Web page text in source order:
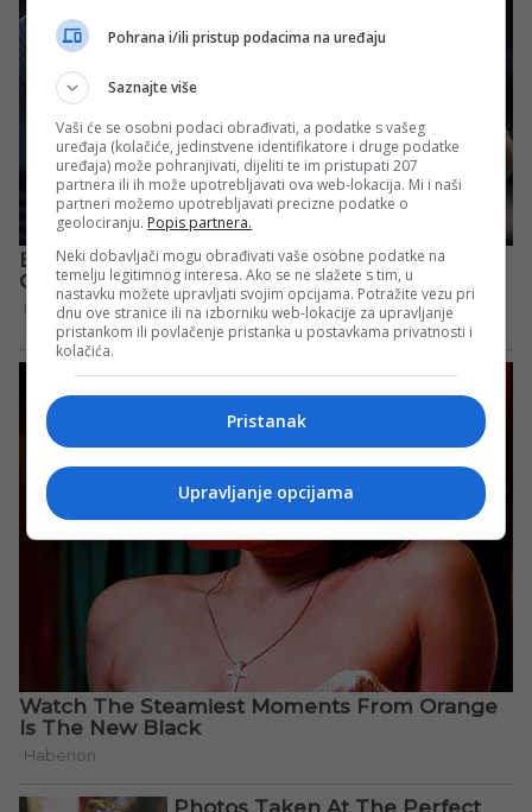
Pohrana i/ili pristup podacima na uređaju
Saznajte više
Vaši će se osobni podaci obrađivati, a podatke s vašeg
uređaja (kolačiće, jedinstvene identifikatore i druge podatke
uređaja) može pohranjivati, dijeliti te im pristupati 207
partnera ili ih može upotrebljavati ova web-lokacija. Mi i naši
partneri možemo upotrebljavati precizne podatke o
geolociranju. Popis partnera.
Neki dobavljači mogu obrađivati vaše osobne podatke na
temelju legitimnog interesa. Ako se ne slažete s tim, u
nastavku možete upravljati svojim opcijama. Potražite vezu pri
dnu ove stranice ili na izborniku web-lokacije za upravljanje
pristankom ili povlačenje pristanka u postavkama privatnosti i
kolačića.
Pristanak
Upravljanje opcijama